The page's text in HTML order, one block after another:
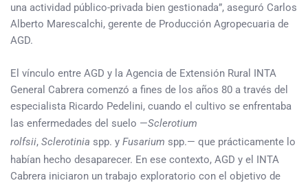
una actividad público-privada bien gestionada”, aseguró Carlos
Alberto Marescalchi, gerente de Producción Agropecuaria de
AGD.
El vínculo entre AGD y la Agencia de Extensión Rural INTA
General Cabrera comenzó a fines de los años 80 a través del
especialista Ricardo Pedelini, cuando el cultivo se enfrentaba
las enfermedades del suelo —Sclerotium
rolfsii, Sclerotinia spp. y Fusarium spp.— que prácticamente lo
habían hecho desaparecer. En ese contexto, AGD y el INTA
Cabrera iniciaron un trabajo exploratorio con el objetivo de